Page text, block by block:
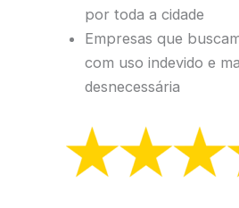
por toda a cidade
Empresas que
com uso indevido e
desnecessária